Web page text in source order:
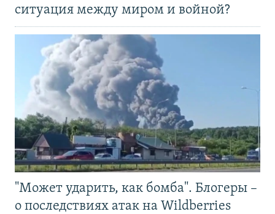
ситуация между миром и войной?
"Может ударить, как бомба". Блогеры –
о последствиях атак на Wildberries